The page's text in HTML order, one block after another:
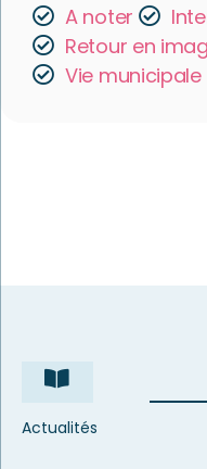
A noter
Retour en
Vie municipale
Actualités